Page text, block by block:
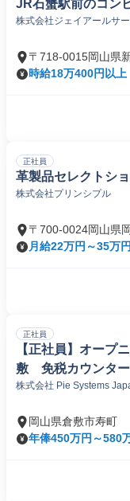
JR石蟹駅前のコン
株式会社ジェイアールサ
〒718-0015岡山県
時給18万400円以上
正社員
革製品セレクトシ
株式会社プリンシプル
〒700-0024岡山県
月給22万円～35万円
正社員
【正社員】オープ
敷 免税カウンタ
株式会社 Pie Systems
岡山県倉敷市寿町
年俸450万円～580